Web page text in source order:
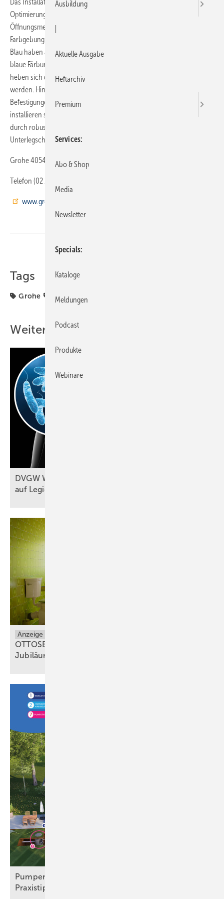
Das Installationssystem Rapid SL von Grohe wurde einer Rundum-
Optimierung unterzogen. Zu den Neuerungen gehören ein optimierter
Öffnungsmechanismus der Verpackung mit Zugband und eine neue
Farbgebung des Installationssystems. Neben dem Rahmen in Grohe
Blau haben auch die funktionalen Kernelemente des Produktes eine
blaue Färbung erhalten, um sie deutlich zu kennzeichnen. In Signalrot
heben sich dagegen die Teile ab, die nach dem Einbau entsorgt
werden. Hinsichtlich der Funktionalität wurden unter anderem die
Befestigungen so verbessert, dass sie noch sicherer und schneller zu
installieren sind. Die Belastbarkeit der Elemente ist beispielsweise
durch robuste Befestigungsschrauben mit angeformten
Unterlegscheiben und Dübeln aus Nylon gegeben.
Grohe 40545 Düsseldorf
Telefon (02 11) 91 30-30 00
www.grohe.com
Teilen
Tags
Grohe Installationssystem
Weitere Inhalte
DVGW W 551-1 (A): Probennahmen
auf Legionellen im
Anzeige
OTTOSEAL® S 100: Gewinnspiel zum 50-jährigen
Jubiläum
Pu mpensysteme: Technik, Normen und
Praxistipps für
Ausbildung
Aktuelle Ausgabe
Heftarchiv
Premium
Services
Abo & Shop
Media
Newsletter
Specials
Kataloge
Meldungen
Podcast
Produkte
Webinare